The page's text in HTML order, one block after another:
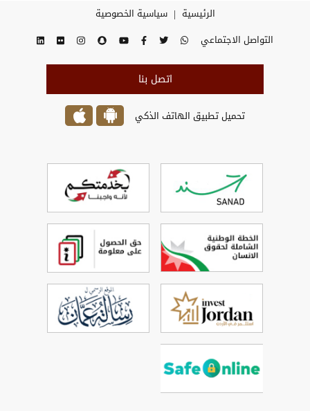
الرئيسية | سياسية الخصوصية
التواصل الاجتماعي
اتصل بنا
تحميل تطبيق الهاتف الذكي